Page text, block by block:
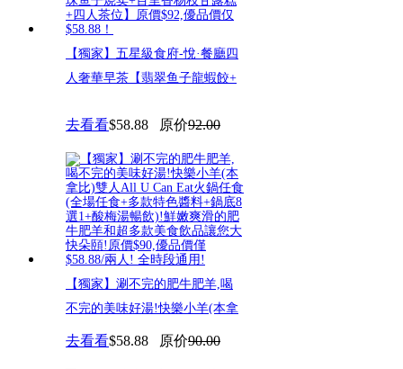
【獨家】五星級食府-悅·餐廳四
人奢華早茶【翡翠鱼子龍蝦餃+
去看看$58.88 原价92.00
【獨家】涮不完的肥牛肥羊,喝
不完的美味好湯!快樂小羊(本拿
去看看$58.88 原价90.00